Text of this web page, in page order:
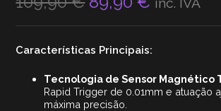
era:
109,90 €.
é:
89,90 €.
Características Principais:
Tecnologia de Sensor Magnético
Rapid Trigger de 0.01mm e atuação
máxima precisão.